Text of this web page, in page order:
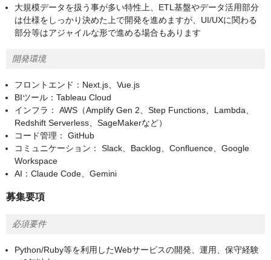
大規模データを扱う事が多い特性上、ETL基盤やデータ活用部分
は仕様をしっかり決めた上で開発を進めますが、UI/UXに関わる
部分等はアジャイルな形で進める場合もあります
開発環境
フロントエンド：Next.js、Vue.js
BIツール：Tableau Cloud
インフラ： AWS（Amplify Gen 2、Step Functions、Lambda、
Redshift Serverless、SageMakerなど）
コード管理： GitHub
コミュニケーション： Slack、Backlog、Confluence、Google
Workspace
AI：Claude Code、Gemini
募集要項
必須要件
Python/Ruby等を利用したWebサービスの開発、運用、保守経験